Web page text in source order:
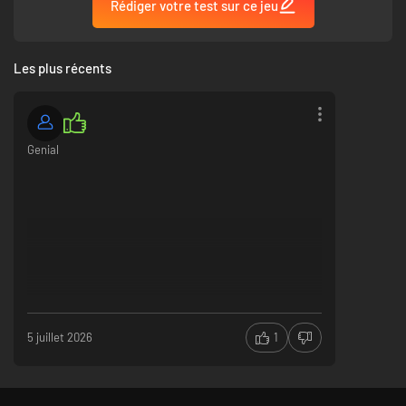
Rédiger votre test sur ce jeu
Les plus récents
Genial
5 juillet 2026 1